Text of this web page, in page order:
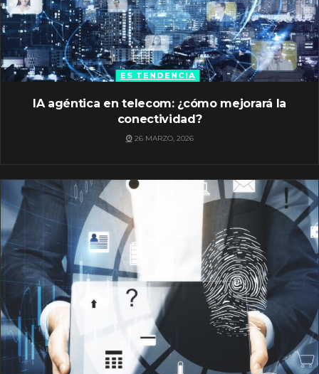
ES TENDENCIA
IA agéntica en telecom: ¿cómo mejorará la
conectividad?
26 MARZO, 2026